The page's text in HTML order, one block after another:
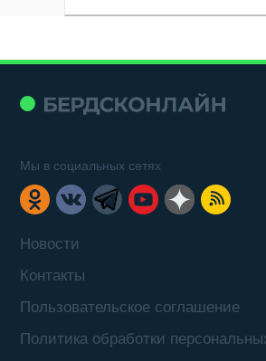
Новости
Контакты
Пользовательское соглашение
Политика обработки
Мы в социальных сетях